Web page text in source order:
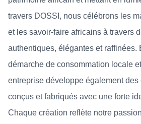
travers DOSSI, nous célébrons les
et les savoir-faire africains à travers
authentiques, élégantes et raffinées.
démarche de consommation locale
entreprise développe également des
conçus et fabriqués avec une forte
Chaque création reflète notre